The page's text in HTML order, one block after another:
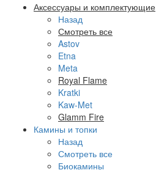
Аксессуары и комплектующие
Назад
Смотреть все
Astov
Etna
Meta
Royal Flame
Kratki
Kaw-Met
Glamm Fire
Камины и топки
Назад
Смотреть все
Биокамины